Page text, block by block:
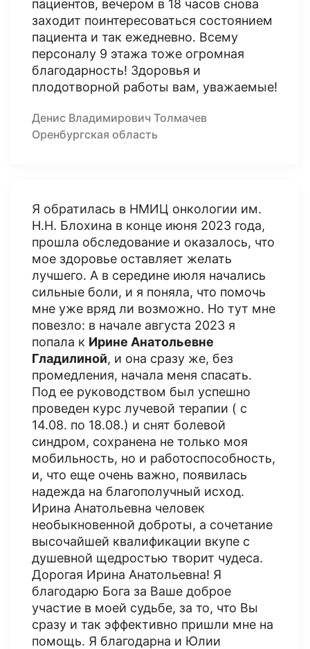
пациентов, вечером в 18 часов снова
заходит поинтересоваться состоянием
пациента и так ежедневно. Всему
персоналу 9 этажа тоже огромная
благодарность! Здоровья и
плодотворной работы вам, уважаемые!
Денис Владимирович Толмачев
Оренбургская область
Я обратилась в НМИЦ онкологии им.
Н.Н. Блохина в конце июня 2023 года,
прошла обследование и оказалось, что
мое здоровье оставляет желать
лучшего. А в середине июля начались
сильные боли, и я поняла, что помочь
мне уже вряд ли возможно. Но тут мне
повезло: в начале августа 2023 я
попала к Ирине Анатольевне
Гладилиной, и она сразу же, без
промедления, начала меня спасать.
Под ее руководством был успешно
проведен курс лучевой терапии ( с
14.08. по 18.08.) и снят болевой
синдром, сохранена не только моя
мобильность, но и работоспособность,
и, что еще очень важно, появилась
надежда на благополучный исход.
Ирина Анатольевна человек
необыкновенной доброты, а сочетание
высочайшей квалификации вкупе с
душевной щедростью творит чудеса.
Дорогая Ирина Анатольевна! Я
благодарю Бога за Ваше доброе
участие в моей судьбе, за то, что Вы
сразу и так эффективно пришли мне на
помощь. Я благодарна и Юлии